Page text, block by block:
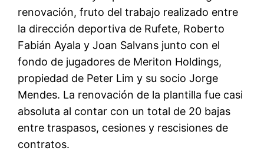
renovación, fruto del trabajo realizado entre
la dirección deportiva de Rufete, Roberto
Fabián Ayala y Joan Salvans junto con el
fondo de jugadores de Meriton Holdings,
propiedad de Peter Lim y su socio Jorge
Mendes. La renovación de la plantilla fue casi
absoluta al contar con un total de 20 bajas
entre traspasos, cesiones y rescisiones de
contratos.